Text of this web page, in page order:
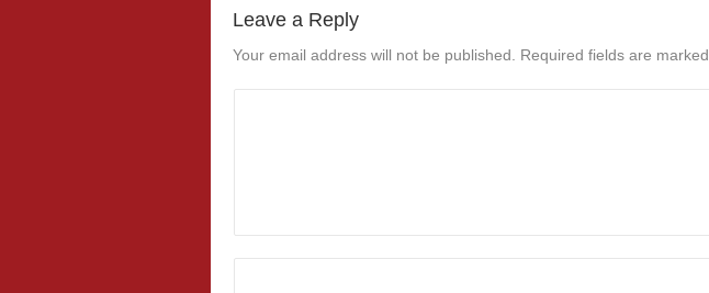
Leave a Reply
Your email address will not be published. Required fields are marked